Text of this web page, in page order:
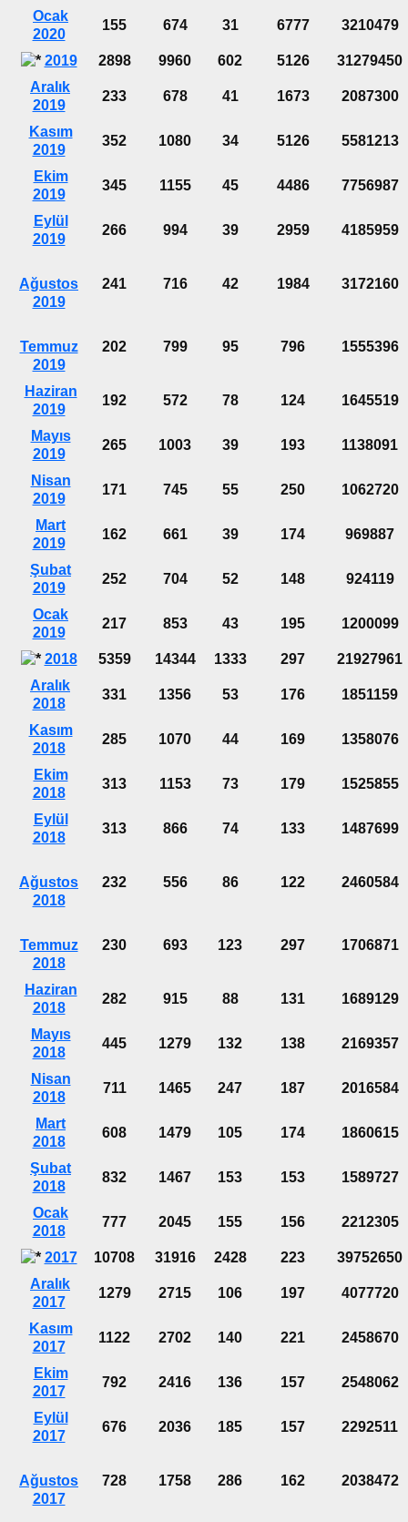
Ocak
2020
155 674 31 6777 3210479
2019 2898 9960 602 5126
31279450
Aralık
2019
233 678 41 1673 2087300
Kasım
2019
352 1080 34 5126 5581213
Ekim
2019
345 1155 45 4486 7756987
Eylül
2019
266 994 39 2959 4185959
Ağustos
2019
241 716 42 1984 3172160
Temmuz
2019
202 799 95 796 1555396
Haziran
2019
192 572 78 124 1645519
Mayıs
2019
265 1003 39 193 1138091
Nisan
2019
171 745 55 250 1062720
Mart
2019
162 661 39 174 969887
Şubat
2019
252 704 52 148 924119
Ocak
2019
217 853 43 195 1200099
2018 5359 14344 1333 297
21927961
Aralık
2018
331 1356 53 176 1851159
Kasım
2018
285 1070 44 169 1358076
Ekim
2018
313 1153 73 179 1525855
Eylül
2018
313 866 74 133 1487699
Ağustos
2018
232 556 86 122 2460584
Temmuz
2018
230 693 123 297 1706871
Haziran
2018
282 915 88 131 1689129
Mayıs
2018
445 1279 132 138 2169357
Nisan
2018
711 1465 247 187 2016584
Mart
2018
608 1479 105 174 1860615
Şubat
2018
832 1467 153 153 1589727
Ocak
2018
777 2045 155 156 2212305
2017 10708 31916 2428 223
39752650
Aralık
2017
1279 2715 106 197 4077720
Kasım
2017
1122 2702 140 221 2458670
Ekim
2017
792 2416 136 157 2548062
Eylül
2017
676 2036 185 157 2292511
Ağustos
2017
728 1758 286 162 2038472